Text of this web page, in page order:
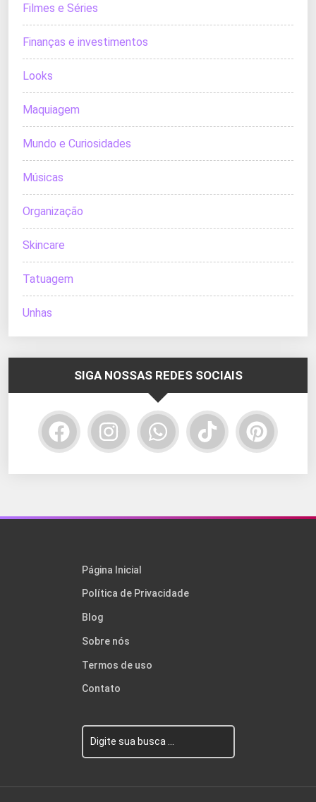
Filmes e Séries
Finanças e investimentos
Looks
Maquiagem
Mundo e Curiosidades
Músicas
Organização
Skincare
Tatuagem
Unhas
SIGA NOSSAS REDES SOCIAIS
Página Inicial
Política de Privacidade
Blog
Sobre nós
Termos de uso
Contato